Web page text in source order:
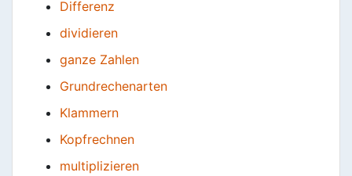
Differenz
dividieren
ganze Zahlen
Grundrechenarten
Klammern
Kopfrechnen
multiplizieren